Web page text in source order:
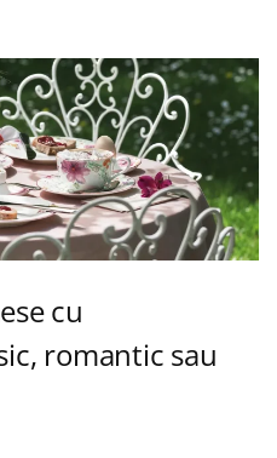
cu
romantic sau